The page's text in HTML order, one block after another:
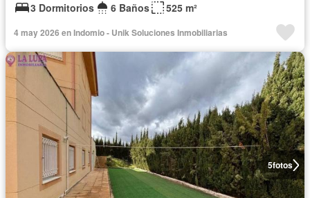
3 Dormitorios
6 Baños 525 m²
4 may 2026 en Indomio - Unik Soluciones Inmobiliarias
5fotos